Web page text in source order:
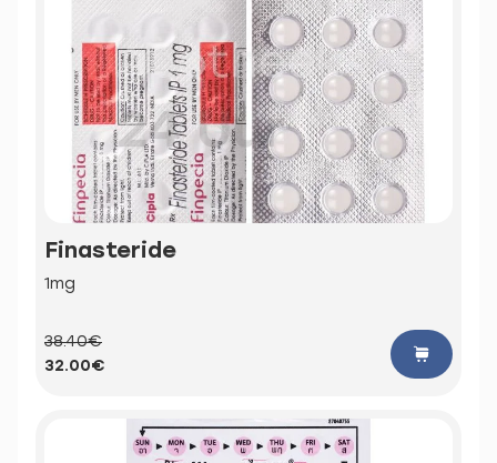
Finasteride
1mg
38.40€
32.00€